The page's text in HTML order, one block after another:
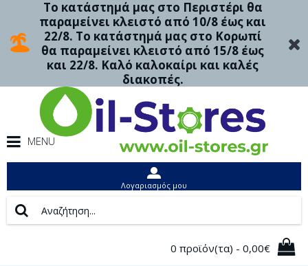
Το κατάστημά μας στο Περιστέρι θα
παραμείνει κλειστό από 10/8 έως και
22/8. Το κατάστημά μας στο Κορωπί
θα παραμείνει κλειστό από 15/8 έως
και 22/8. Καλό καλοκαίρι και καλές
διακοπές.
MENU
Λογαριασμός μου
0 προϊόν(τα) - 0,00€